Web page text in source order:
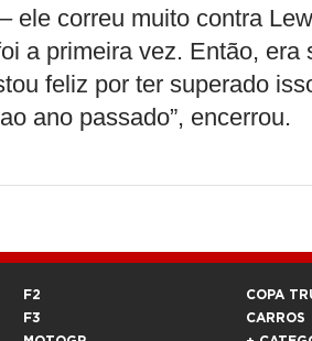
ele correu muito contra
a primeira vez. Então, era
feliz por ter superado
ano passado”, encerrou.
F2
F3
COPA
CARROS